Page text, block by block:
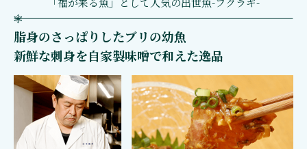
脂身のさっぱりしたブリの幼魚
新鮮な刺身を自家製味噌で和えた逸品